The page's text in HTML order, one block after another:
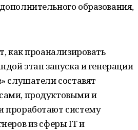
образования,
как проанализировать
этап запуска и генерации
слушатели составят
продуктовыми и
проработают систему
из сферы IT и